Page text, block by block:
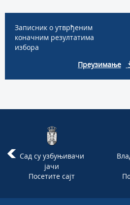
Записник о утврђеним
коначним резултатима
избора
Преузимање
Сад су узбуњивачи
јачи
Посетите сајт